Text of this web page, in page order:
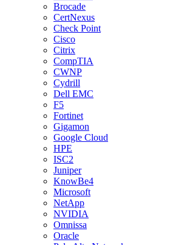
Brocade
CertNexus
Check Point
Cisco
Citrix
CompTIA
CWNP
Cydrill
Dell EMC
F5
Fortinet
Gigamon
Google Cloud
HPE
ISC2
Juniper
KnowBe4
Microsoft
NetApp
NVIDIA
Omnissa
Oracle